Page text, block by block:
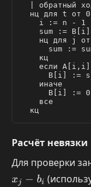
| обратный
нц для t от
i := n - 1
    sum := B[i]
нц для j
sum :=
    кц
если
B[i] :=
    иначе
B[i] :=
    все
Расчёт невязки
Для проверки
xj − bi